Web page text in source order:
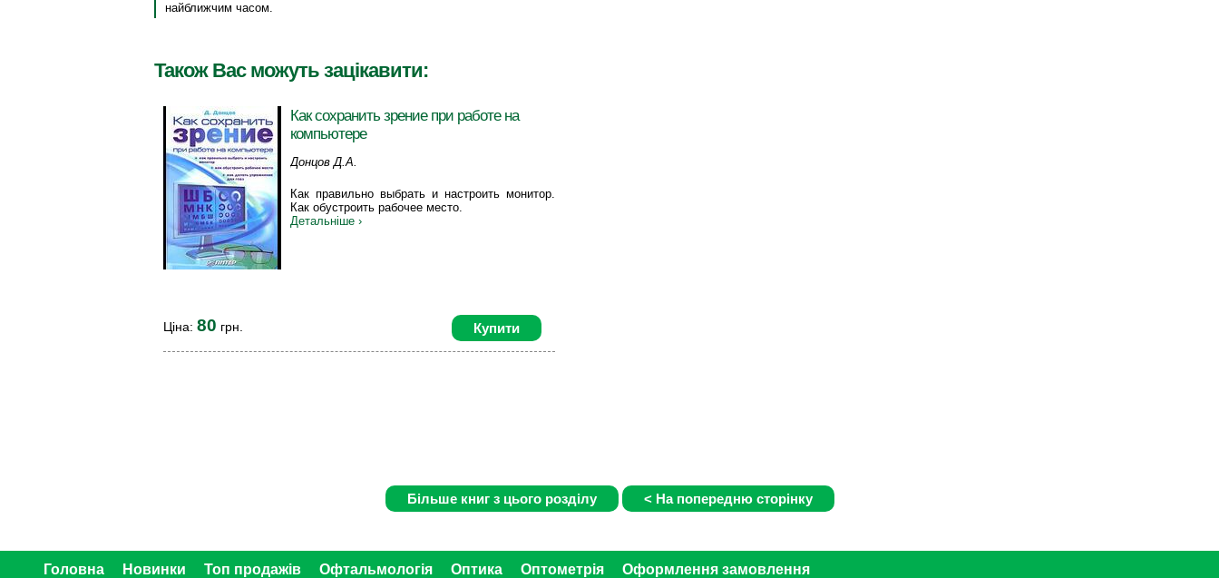
найближчим часом.
Також Вас можуть зацікавити:
Как сохранить зрение при работе на
компьютере
Донцов Д.А.
Как правильно выбрать и настроить монитор.
Как обустроить рабочее место.
Детальніше ›
Купити
Ціна: 80 грн.
Головна Новинки Топ продажів Офтальмологія Оптика Оптометрія Оформлення замовлення